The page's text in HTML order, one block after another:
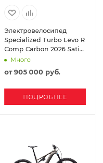
Электровелосипед
Specialized Turbo Levo R
Comp Carbon 2026 Satin
Burnt Gold Metallic
Много
от905 000 руб.
ПОДРОБНЕЕ